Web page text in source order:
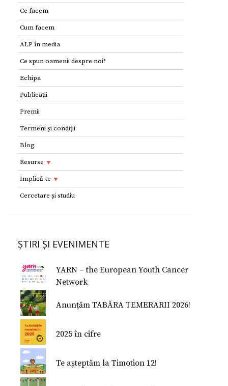
Ce facem
Cum facem
ALP în media
Ce spun oamenii despre noi?
Echipa
Publicaţii
Premii
Termeni și condiții
Blog
Resurse
Resurse
Adolescenţi şi tineri
Formularul E 112
Implică-te
Implică-te
Donează
Cercetare și studiu
Conferinţe Medicale
Studiu Temerarii
Nu Mi-e Frică!
ȘTIRI ȘI EVENIMENTE
YARN – the European Youth Cancer
Network
Anunțăm TABĂRA TEMERARII 2026!
2025 în cifre
Te așteptăm la Timotion 12!